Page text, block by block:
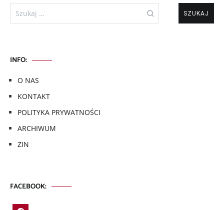
Szukaj:
INFO:
O NAS
KONTAKT
POLITYKA PRYWATNOŚCI
ARCHIWUM
ZIN
FACEBOOK: